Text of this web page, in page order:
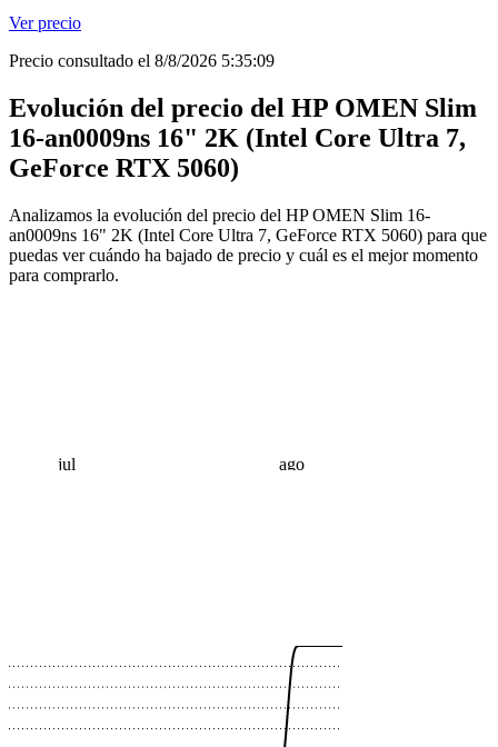
Ver precio
Precio consultado el 8/8/2026 5:35:09
Evolución del precio del HP OMEN Slim
16-an0009ns 16" 2K (Intel Core Ultra 7,
GeForce RTX 5060)
Analizamos la evolución del precio del HP OMEN Slim 16-
an0009ns 16" 2K (Intel Core Ultra 7, GeForce RTX 5060) para que
puedas ver cuándo ha bajado de precio y cuál es el mejor momento
para comprarlo.
jul ago